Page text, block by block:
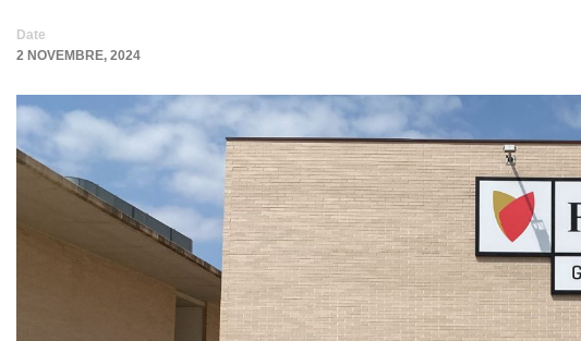
Date
2 NOVEMBRE, 2024